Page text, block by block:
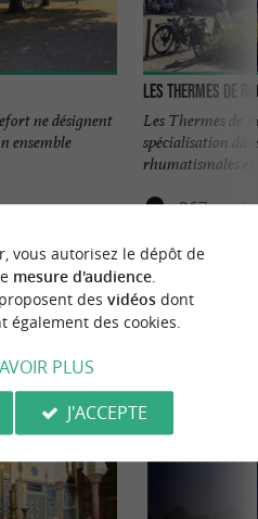
ne désignent
ensemble
Les Thermes de
Les Thermes de
spécialisation
rhumatismales et
367 m -
POUR VOUS
vous autorisez le dépôt de
mesure d'audience.
des vidéosdont
des cookies.
PLUS
J'ACCEPTE